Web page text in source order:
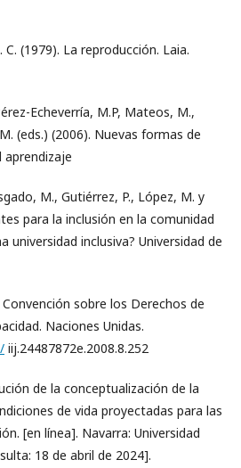
C. (1979). La reproducción. Laia.
Echeverría, M.P, Mateos, M.,
(eds.) (2006). Nuevas formas de
aprendizaje
M., Gutiérrez, P., López, M. y
para la inclusión en la comunidad
universidad inclusiva? Universidad de
sobre los Derechos de
Naciones Unidas.
iij.24487872e.2008.8.252
de la conceptualización de la
de vida proyectadas para las
[en línea]. Navarra: Universidad
18 de abril de 2024].